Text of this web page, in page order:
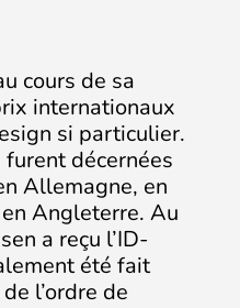
cours de sa
internationaux
si particulier.
décernées
Allemagne, en
Angleterre. Au
a reçu l’ID-
été fait
l’ordre de